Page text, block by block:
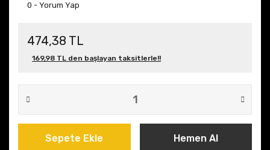
0 - Yorum Yap
474,38 TL
169,98 TL den başlayan taksitlerle!!
Sepete Ekle Hemen Al